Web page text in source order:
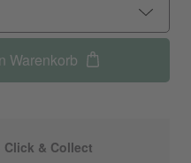
Warenkorb
Click & Collect